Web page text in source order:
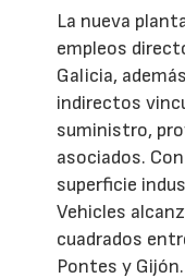
La nueva
empleos
Galicia,
indirectos
suministro,
asociados.
superficie
Vehicles
cuadrados
Pontes y